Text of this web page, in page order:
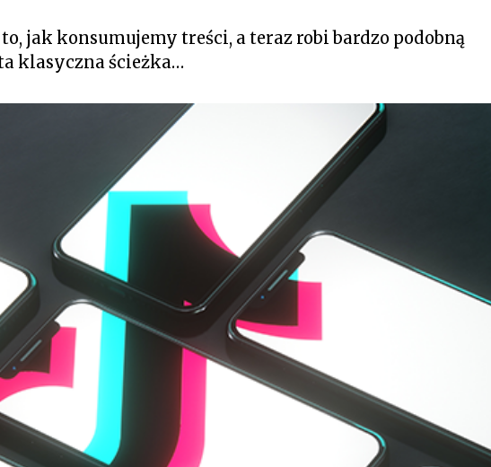
jak konsumujemy treści, a teraz robi bardzo podobną
klasyczna ścieżka…